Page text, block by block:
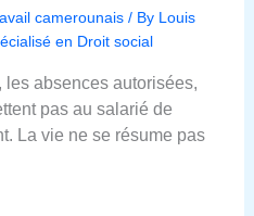
camerounais/ By Louis
en Droit social
les absences autorisées,
pas au salarié de
La vie ne se résume pas